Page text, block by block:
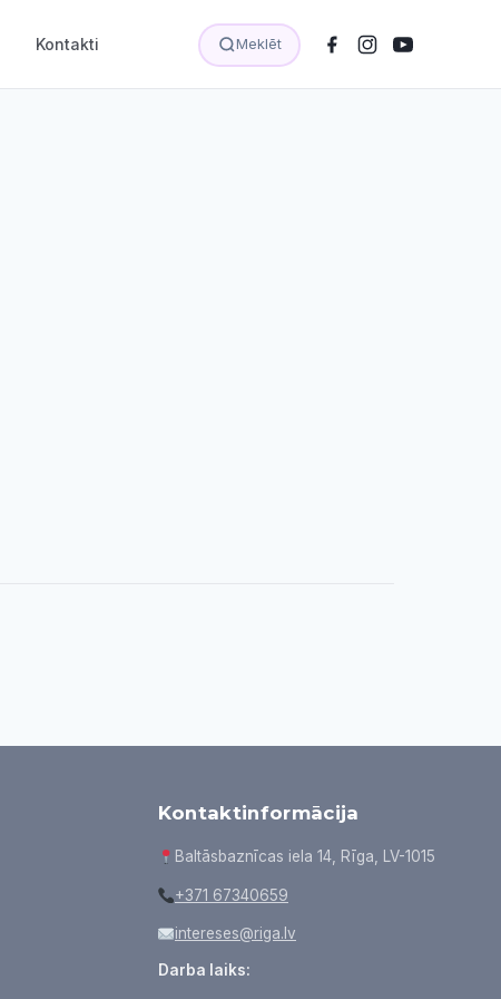
Kontakti Meklēt
Kontaktinformācija
Baltāsbaznīcas iela 14, Rīga, LV-1015
+371 67340659
intereses@riga.lv
Darba laiks: